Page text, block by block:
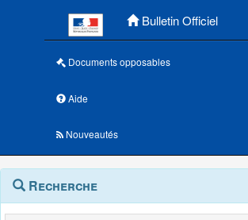
Bulletin Officiel
Documents opposables
Aide
Nouveautés
Navigation
outils
Menu
contextuel
Recherche